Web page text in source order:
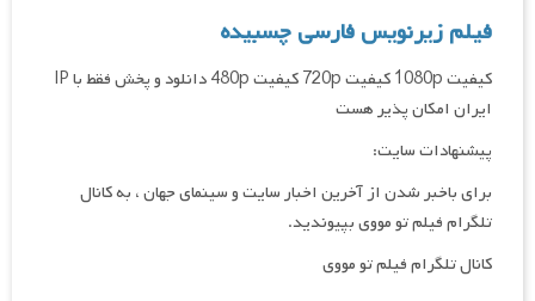
فیلم زیرنویس فارسی چسبیده
کیفیت 1080p کیفیت 720p کیفیت 480p دانلود و پخش فقط با IP
ایران امکان پذیر هست
پیشنهادات سایت:
برای باخبر شدن از آخرین اخبار سایت و سینمای جهان ، به کانال
تلگرام فیلم تو مووی بپیوندید.
کانال تلگرام فیلم تو مووی